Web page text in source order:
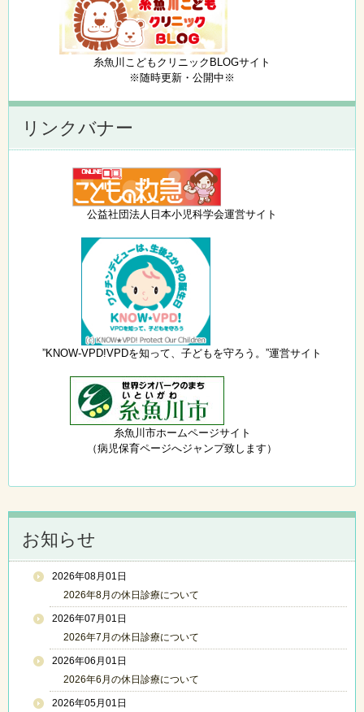
糸魚川こどもクリニックBLOGサイト
※随時更新・公開中※
リンクバナー
公益社団法人日本小児科学会運営サイト
”KNOW-VPD!VPDを知って、子どもを守ろう。”運営サイト
糸魚川市ホームページサイト
（病児保育ページへジャンプ致します）
お知らせ
2026年08月01日
2026年8月の休日診療について
2026年07月01日
2026年7月の休日診療について
2026年06月01日
2026年6月の休日診療について
2026年05月01日